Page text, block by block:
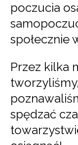
poczucia
społecznie
Przez kilka
spędzać